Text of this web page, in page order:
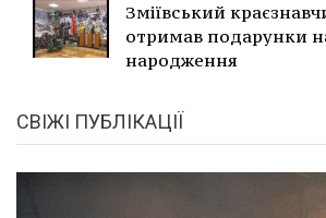
Зміївський
отримав подарунки
народження
СВІЖІ ПУБЛІКАЦІЇ